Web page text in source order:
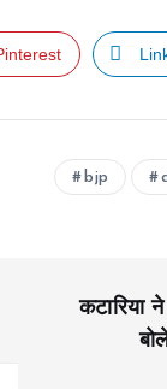
bjp
कटारिया